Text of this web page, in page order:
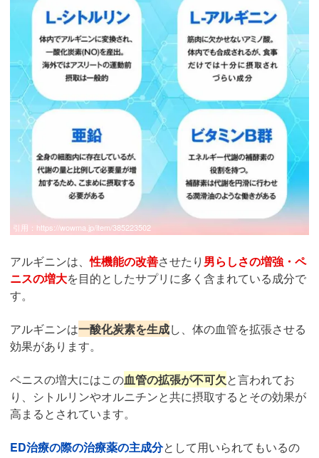
引用： https://wowma.jp/item/385223502
アルギニンは、性機能の改善させたり 男らしさの増強・ペ
ニスの増大を目的としたサプリに多く含まれている成分で
す。
アルギニンは一酸化炭素を生成し、体の血管を拡張させる
効果があります。
ペニスの増大にはこの血管の拡張が不可欠と言われてお
り、シトルリンやオルニチンと共に摂取するとその効果が
高まるとされています。
ED治療の際の治療薬の主成分として用いられてもいるの